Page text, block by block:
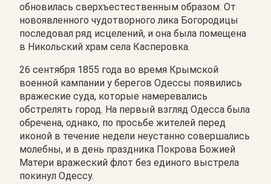
обновилась сверхъестественным образом. От
новоявленного чудотворного лика Богородицы
последовал ряд исцелений, и она была помещена
в Никольский храм села Касперовка.
26 сентября 1855 года во время Крымской
военной кампании у берегов Одессы появились
вражеские суда, которые намеревались
обстрелять город. На первый взгляд Одесса была
обречена, однако, по просьбе жителей перед
иконой в течение недели неустанно совершались
молебны, и в день праздника Покрова Божией
Матери вражеский флот без единого выстрела
покинул Одессу.